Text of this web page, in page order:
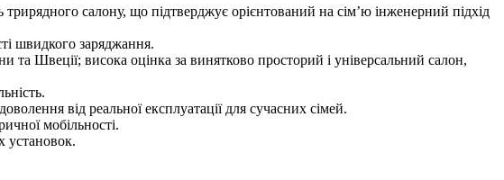
салону, що підтверджує орієнтований на сім’ю інженерний підхід
швидкого заряджання.
Швеції; висока оцінка за винятково просторий і універсальний салон,
від реальної експлуатації для сучасних сімей.
мобільності.
установок.